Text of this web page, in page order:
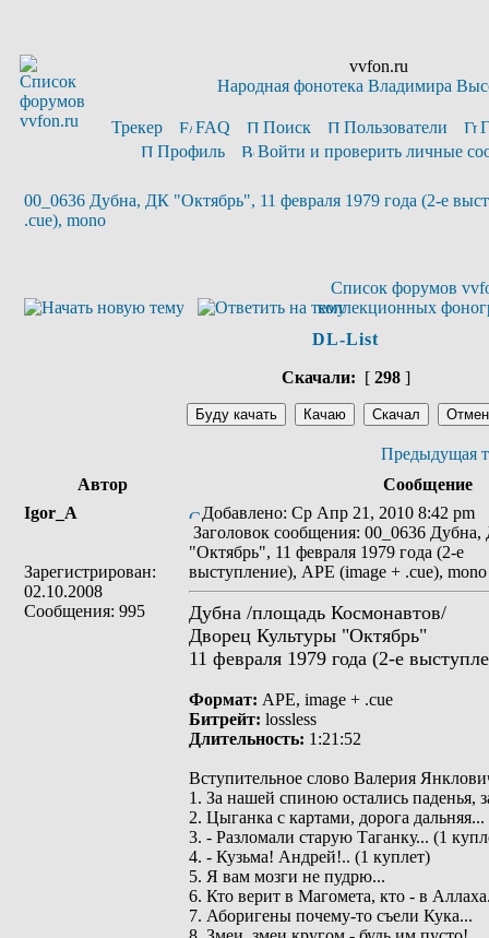
vvfon.ru
Народная фонотека Владимира
Трекер FAQ Поиск Пользователи
Профиль
Войти и проверить личные
00_0636 Дубна, ДК "Октябрь", 11 февраля 1979 года (2-е
.cue), mono
Список форумов
коллекционных
DL-List
Скачали: [ 298]
Предыдущая
Автор
Сообщение
Igor_A
Зарегистрирован:
02.10.2008
Сообщения: 995
Добавлено: Ср Апр 21, 2010 8:42 pm
Заголовок сообщения: 00_0636
"Октябрь", 11 февраля 1979 года (2-е
выступление), APE (image + .cue), mono
Дубна /площадь Космонавтов/
Дворец Культуры "Октябрь"
11 февраля 1979 года (2-е
Формат: APE, image + .cue
Битрейт: lossless
Длительность: 1:21:52
Вступительное слово Валерия
1. За нашей спиною остались паденья,
2. Цыганка с картами, дорога
3. - Разломали старую Таганку... (1
4. - Кузьма! Андрей!.. (1 куплет)
5. Я вам мозги не пудрю...
6. Кто верит в Магомета, кто - в
7. Аборигены почему-то съели Кука...